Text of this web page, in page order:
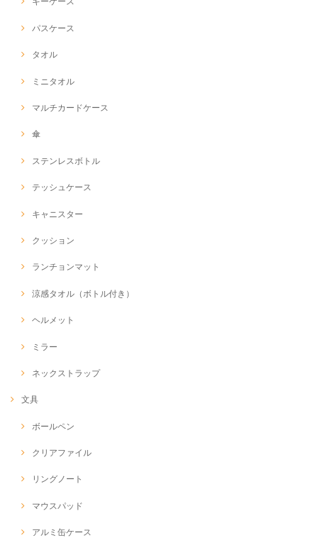
パスケース
タオル
ミニタオル
マルチカードケース
傘
ステンレスボトル
テッシュケース
キャニスター
クッション
ランチョンマット
涼感タオル（ボトル付き）
ヘルメット
ミラー
ネックストラップ
文具
ボールペン
クリアファイル
リングノート
マウスパッド
アルミ缶ケース